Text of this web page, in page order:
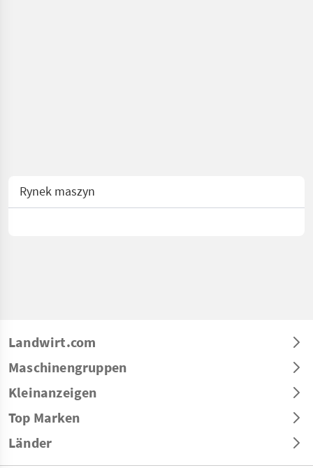
Rynek maszyn
Landwirt.com
Maschinengruppen
Kleinanzeigen
Top Marken
Länder